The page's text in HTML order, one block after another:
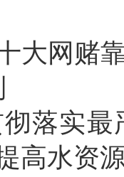
大网赌
彻落实
高水资